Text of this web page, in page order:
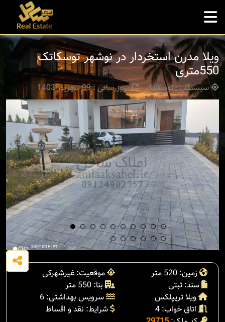
ویلا مدرن استخردار در نوشهر توسکاتک
550متری
سیسنگان - توسکاتک بروزرسانی : 09 شهریور 1403
زمین: 520 متر
موقعیت: غیرشهرکی
سند: ثبتی
بنا: 550 متر
ویلا تریپلکس
سرویس بهداشتی: 6
اتاق خواب: 4
شرایط: نقد و اقساط